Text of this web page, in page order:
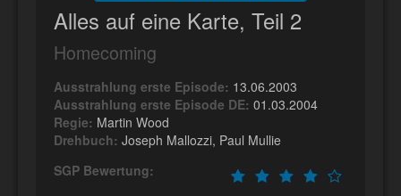
Alles auf eine Karte, Teil 2
Homecoming
Ausstrahlung erste Episode: 13.06.2003
Ausstrahlung erste Episode DE: 01.03.2004
Regie: Martin Wood
Drehbuch: Joseph Mallozzi, Paul Mullie
SGP Bewertung: